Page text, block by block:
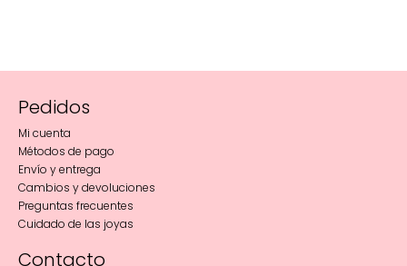
Pedidos
Mi cuenta
Métodos de pago
Envío y entrega
Cambios y devoluciones
Preguntas frecuentes
Cuidado de las joyas
Contacto